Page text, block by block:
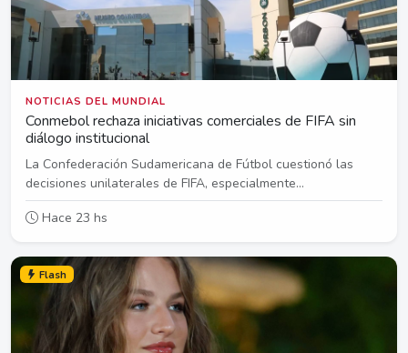
NOTICIAS DEL MUNDIAL
Conmebol rechaza iniciativas comerciales de FIFA sin
diálogo institucional
La Confederación Sudamericana de Fútbol cuestionó las
decisiones unilaterales de FIFA, especialmente...
Hace 23 hs
Flash